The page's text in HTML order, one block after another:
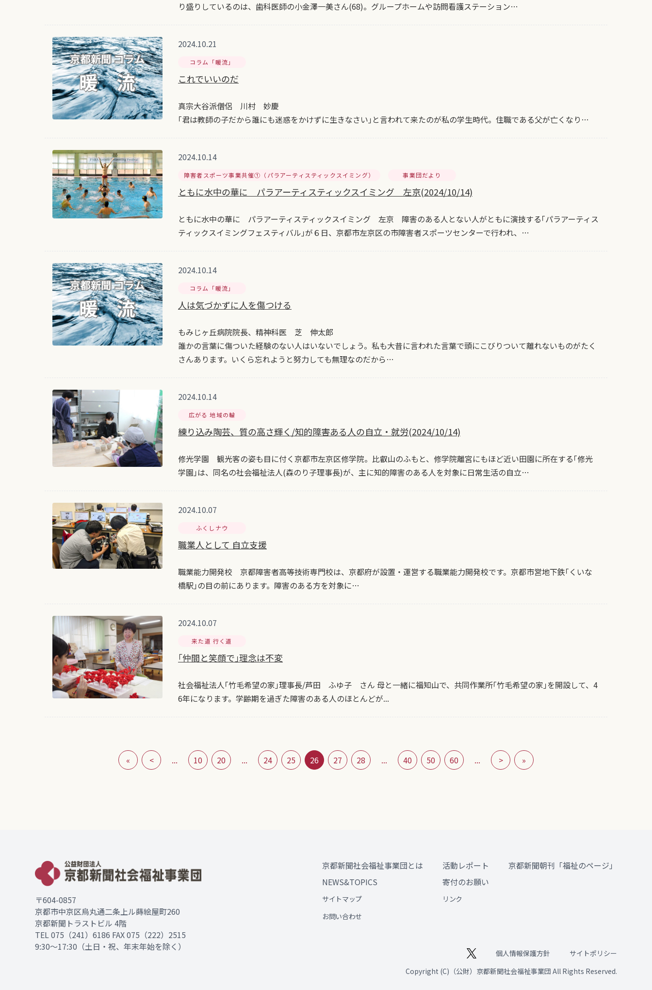
り盛りしているのは、歯科医師の小金澤一美さん(68)。グループホームや訪問看護ステーション…
2024.10.21
コラム「暖流」
これでいいのだ
真宗大谷派僧侶 川村 妙慶
｢君は教師の子だから誰にも迷惑をかけずに生きなさい｣と言われて来たのが私の学生時代。住職である父が亡くなり…
2024.10.14
障害者スポーツ事業共催①（パラアーティスティックスイミング） 事業団だより
ともに水中の華に パラアーティスティックスイミング 左京(2024/10/14)
ともに水中の華に パラアーティスティックスイミング 左京 障害のある人とない人がともに演技する｢パラアーティス
ティックスイミングフェスティバル｣が６日、京都市左京区の市障害者スポーツセンターで行われ、…
2024.10.14
コラム「暖流」
人は気づかずに人を傷つける
もみじヶ丘病院院長、精神科医 芝 伸太郎
誰かの言葉に傷ついた経験のない人はいないでしょう。私も大昔に言われた言葉で頭にこびりついて離れないものがたく
さんあります。いくら忘れようと努力しても無理なのだから…
2024.10.14
広がる 地域の輪
練り込み陶芸、質の高さ輝く/知的障害ある人の自立・就労(2024/10/14)
修光学園 観光客の姿も目に付く京都市左京区修学院。比叡山のふもと、修学院離宮にもほど近い田園に所在する｢修光
学園｣は、同名の社会福祉法人(森のり子理事長)が、主に知的障害のある人を対象に日常生活の自立…
2024.10.07
ふくしナウ
職業人として 自立支援
職業能力開発校 京都障害者高等技術専門校は、京都府が設置・運営する職業能力開発校です。京都市営地下鉄｢くいな
橋駅｣の目の前にあります。障害のある方を対象に…
2024.10.07
来た道 行く道
｢仲間と笑顔で｣理念は不変
社会福祉法人｢竹毛希望の家｣理事長/芦田 ふゆ子 さん 母と一緒に福知山で、共同作業所｢竹毛希望の家｣を開設して、4
6年になります。学齢期を過ぎた障害のある人のほとんどが...
« < ... 10 20 ... 24 25 26 27 28 ... 40 50 60 ... > »
〒604-0857
京都市中京区烏丸通二条上ル蒔絵屋町260
京都新聞トラストビル 4階
TEL075（241）6186 FAX 075（222）2515
9:30～17:30（土日・祝、年末年始を除く）
京都新聞社会福祉事業団とは 活動レポート
京都新聞朝刊「福祉のページ」
NEWS&TOPICS
寄付のお願い
サイトマップ
リンク
お問い合わせ
個人情報保護方針
サイトポリシー
Copyright (C)（公財）京都新聞社会福祉事業団 All Rights Reserved.